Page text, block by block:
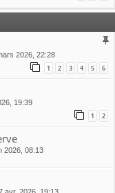
2026, 22:28
1 2 3 4 5 6
19:39
1 2
2026, 08:13